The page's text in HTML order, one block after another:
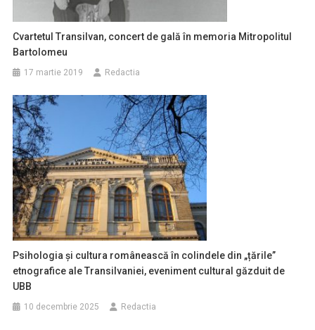
Cvartetul Transilvan, concert de gală în memoria Mitropolitul
Bartolomeu
17 martie 2019 Redactia
Psihologia și cultura românească în colindele din „țările”
etnografice ale Transilvaniei, eveniment cultural găzduit de
UBB
10 decembrie 2025 Redactia